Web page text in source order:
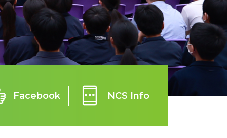
Facebook NCS Info